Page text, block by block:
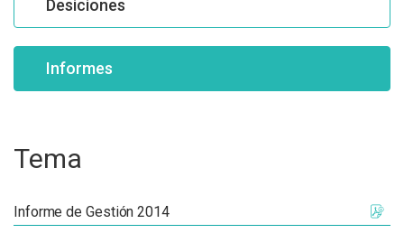
Desiciones
Informes
Tema
Informe de Gestión 2014